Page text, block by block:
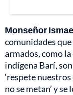
Monseñor
comunidades
armados, como
indígena Barí,
‘respete
no se metan’y se